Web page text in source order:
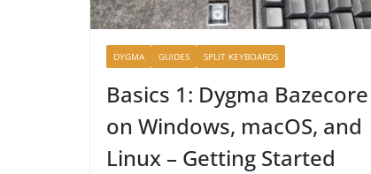
DYGMA GUIDES SPLIT KEYBOARDS
Basics 1: Dygma Bazecore
on Windows, macOS, and
Linux – Getting Started